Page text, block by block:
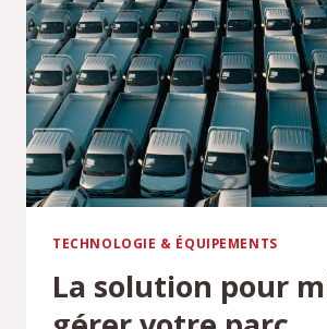
TECHNOLOGIE & ÉQUIPEMENTS
La solution pour